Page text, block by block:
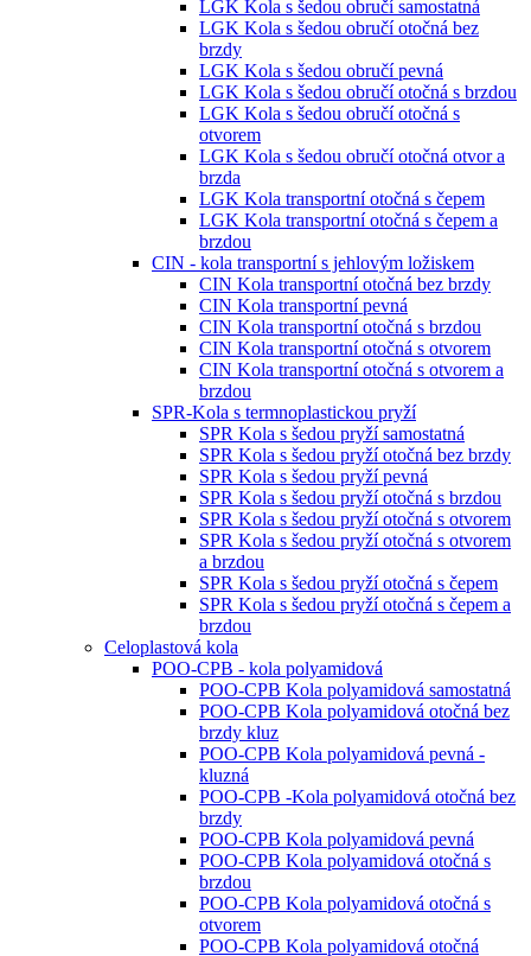
LGK Kola s šedou obručí samostatná
LGK Kola s šedou obručí otočná bez
brzdy
LGK Kola s šedou obručí pevná
LGK Kola s šedou obručí otočná s brzdou
LGK Kola s šedou obručí otočná s
otvorem
LGK Kola s šedou obručí otočná otvor a
brzda
LGK Kola transportní otočná s čepem
LGK Kola transportní otočná s čepem a
brzdou
CIN - kola transportní s jehlovým ložiskem
CIN Kola transportní otočná bez brzdy
CIN Kola transportní pevná
CIN Kola transportní otočná s brzdou
CIN Kola transportní otočná s otvorem
CIN Kola transportní otočná s otvorem a
brzdou
SPR-Kola s termnoplastickou pryží
SPR Kola s šedou pryží samostatná
SPR Kola s šedou pryží otočná bez brzdy
SPR Kola s šedou pryží pevná
SPR Kola s šedou pryží otočná s brzdou
SPR Kola s šedou pryží otočná s otvorem
SPR Kola s šedou pryží otočná s otvorem
a brzdou
SPR Kola s šedou pryží otočná s čepem
SPR Kola s šedou pryží otočná s čepem a
brzdou
Celoplastová kola
POO-CPB - kola polyamidová
POO-CPB Kola polyamidová samostatná
POO-CPB Kola polyamidová otočná bez
brzdy kluz
POO-CPB Kola polyamidová pevná -
kluzná
POO-CPB -Kola polyamidová otočná bez
brzdy
POO-CPB Kola polyamidová pevná
POO-CPB Kola polyamidová otočná s
brzdou
POO-CPB Kola polyamidová otočná s
otvorem
POO-CPB Kola polyamidová otočná